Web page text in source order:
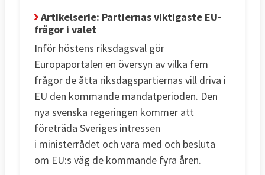
Artikelserie: Partiernas viktigaste EU-
frågor i valet
Inför höstens riksdagsval gör
Europaportalen en översyn av vilka fem
frågor de åtta riksdagspartiernas vill driva i
EU den kommande mandatperioden. Den
nya svenska regeringen kommer att
företräda Sveriges intressen
i ministerrådet och vara med och besluta
om EU:s väg de kommande fyra åren.